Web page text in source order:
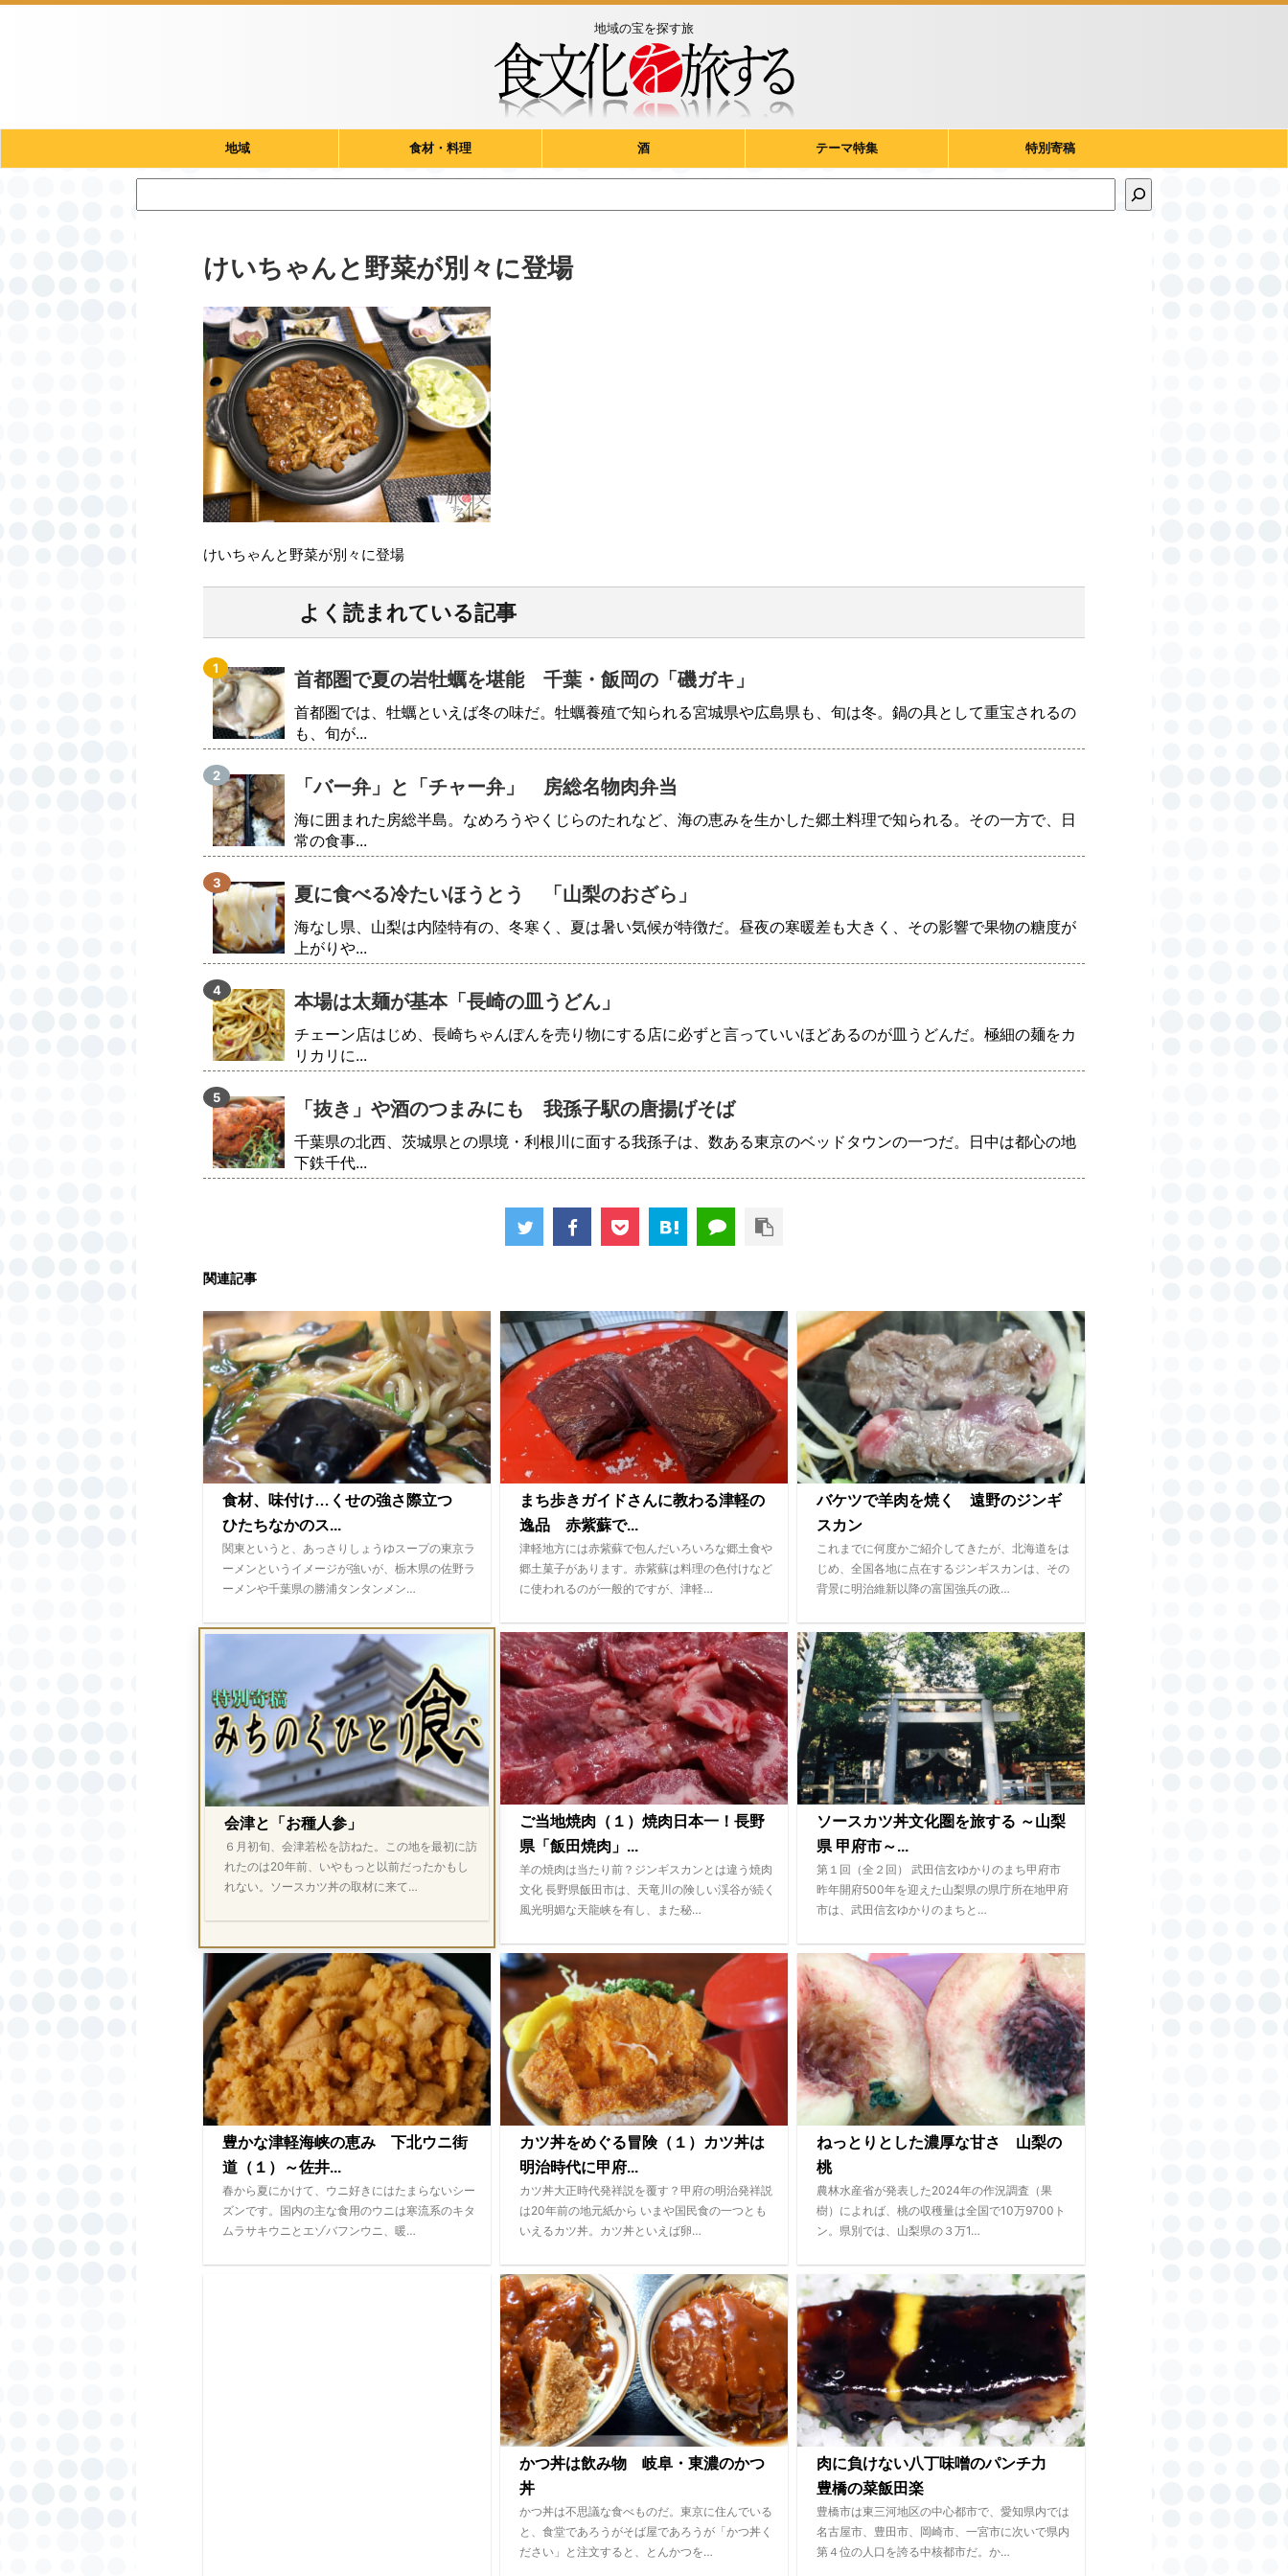
地域の宝を探す旅
地域 食材・料理 酒 テーマ特集 特別寄稿
けいちゃんと野菜が別々に登場
けいちゃんと野菜が別々に登場
よく読まれている記事
首都圏で夏の岩牡蠣を堪能 千葉・飯岡の「磯ガキ」
首都圏では、牡蠣といえば冬の味だ。牡蠣養殖で知られる宮城県や広島県も、旬は冬。鍋の具として重宝されるの
も、旬が...
「バー弁」と「チャー弁」 房総名物肉弁当
海に囲まれた房総半島。なめろうやくじらのたれなど、海の恵みを生かした郷土料理で知られる。その一方で、日
常の食事...
夏に食べる冷たいほうとう 「山梨のおざら」
海なし県、山梨は内陸特有の、冬寒く、夏は暑い気候が特徴だ。昼夜の寒暖差も大きく、その影響で果物の糖度が
上がりや...
本場は太麺が基本「長崎の皿うどん」
チェーン店はじめ、長崎ちゃんぽんを売り物にする店に必ずと言っていいほどあるのが皿うどんだ。極細の麺をカ
リカリに...
「抜き」や酒のつまみにも 我孫子駅の唐揚げそば
千葉県の北西、茨城県との県境・利根川に面する我孫子は、数ある東京のベッドタウンの一つだ。日中は都心の地
下鉄千代...
関連記事
食材、味付け…くせの強さ際立つ
ひたちなかのス...
関東というと、あっさりしょうゆスープの東京ラ
ーメンというイメージが強いが、栃木県の佐野ラ
ーメンや千葉県の勝浦タンタンメン…
まち歩きガイドさんに教わる津軽の
逸品 赤紫蘇で...
津軽地方には赤紫蘇で包んだいろいろな郷土食や
郷土菓子があります。赤紫蘇は料理の色付けなど
に使われるのが一般的ですが、津軽…
バケツで羊肉を焼く 遠野のジンギ
スカン
これまでに何度かご紹介してきたが、北海道をは
じめ、全国各地に点在するジンギスカンは、その
背景に明治維新以降の富国強兵の政…
会津と「お種人参」
６月初旬、会津若松を訪ねた。この地を最初に訪
れたのは20年前、いやもっと以前だったかもし
れない。ソースカツ丼の取材に来て…
ご当地焼肉（１）焼肉日本一！長野
県「飯田焼肉」...
羊の焼肉は当たり前？ジンギスカンとは違う焼肉
文化 長野県飯田市は、天竜川の険しい渓谷が続く
風光明媚な天龍峡を有し、また秘…
ソースカツ丼文化圏を旅する ～山梨
県 甲府市～...
第１回（全２回） 武田信玄ゆかりのまち甲府市
昨年開府500年を迎えた山梨県の県庁所在地甲府
市は、武田信玄ゆかりのまちと…
豊かな津軽海峡の恵み 下北ウニ街
道（１）～佐井...
春から夏にかけて、ウニ好きにはたまらないシー
ズンです。国内の主な食用のウニは寒流系のキタ
ムラサキウニとエゾバフンウニ、暖…
カツ丼をめぐる冒険（１）カツ丼は
明治時代に甲府...
カツ丼大正時代発祥説を覆す？甲府の明治発祥説
は20年前の地元紙から いまや国民食の一つとも
いえるカツ丼。カツ丼といえば卵…
ねっとりとした濃厚な甘さ 山梨の
桃
農林水産省が発表した2024年の作況調査（果
樹）によれば、桃の収穫量は全国で10万9700ト
ン。県別では、山梨県の３万1…
かつ丼は飲み物 岐阜・東濃のかつ
丼
かつ丼は不思議な食べものだ。東京に住んでいる
と、食堂であろうがそば屋であろうが「かつ丼く
ださい」と注文すると、とんかつを…
肉に負けない八丁味噌のパンチ力
豊橋の菜飯田楽
豊橋市は東三河地区の中心都市で、愛知県内では
名古屋市、豊田市、岡崎市、一宮市に次いで県内
第４位の人口を誇る中核都市だ。か…